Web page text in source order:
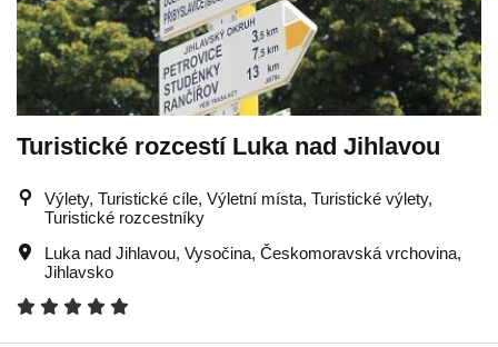
Turistické rozcestí Luka nad Jihlavou
Výlety, Turistické cíle, Výletní místa, Turistické výlety,
Turistické rozcestníky
Luka nad Jihlavou, Vysočina, Českomoravská vrchovina,
Jihlavsko